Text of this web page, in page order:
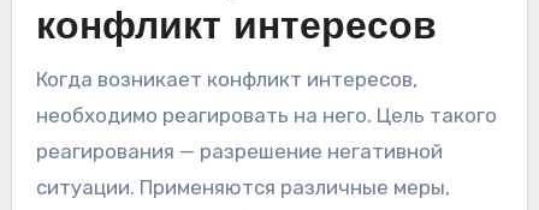
конфликт интересов
Когда возникает конфликт интересов,
необходимо реагировать на него. Цель такого
реагирования — разрешение негативной
ситуации. Применяются различные меры,